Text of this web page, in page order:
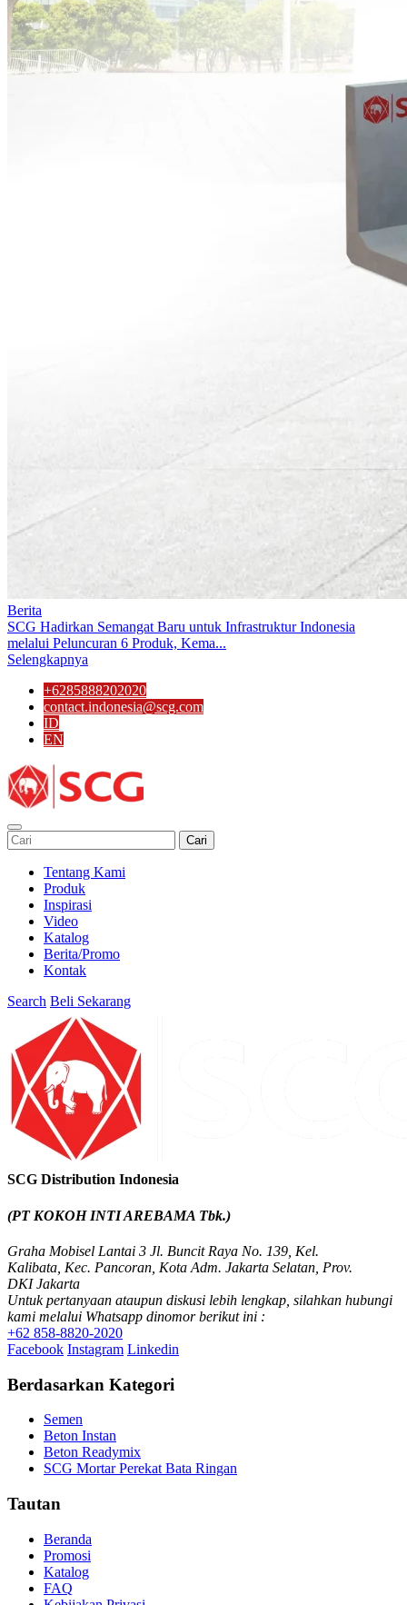
Berita
SCG Hadirkan Semangat Baru untuk Infrastruktur Indonesia
melalui Peluncuran 6 Produk, Kema...
Selengkapnya
+6285888202020
contact.indonesia@scg.com
ID
EN
Cari
Tentang Kami
Produk
Inspirasi
Video
Katalog
Berita/Promo
Kontak
Search Beli Sekarang
SCG Distribution Indonesia
(PT KOKOH INTI AREBAMA Tbk.)
Graha Mobisel Lantai 3 Jl. Buncit Raya No. 139, Kel.
Kalibata, Kec. Pancoran, Kota Adm. Jakarta Selatan, Prov.
DKI Jakarta
Untuk pertanyaan ataupun diskusi lebih lengkap, silahkan hubungi
kami melalui Whatsapp dinomor berikut ini :
+62 858-8820-2020
Facebook Instagram Linkedin
Berdasarkan Kategori
Semen
Beton Instan
Beton Readymix
SCG Mortar Perekat Bata Ringan
Tautan
Beranda
Promosi
Katalog
FAQ